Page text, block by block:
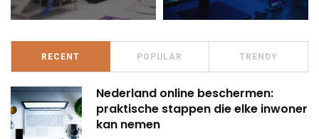
RECENT POPULAR TRENDY
Nederland online beschermen:
praktische stappen die elke inwoner
kan nemen